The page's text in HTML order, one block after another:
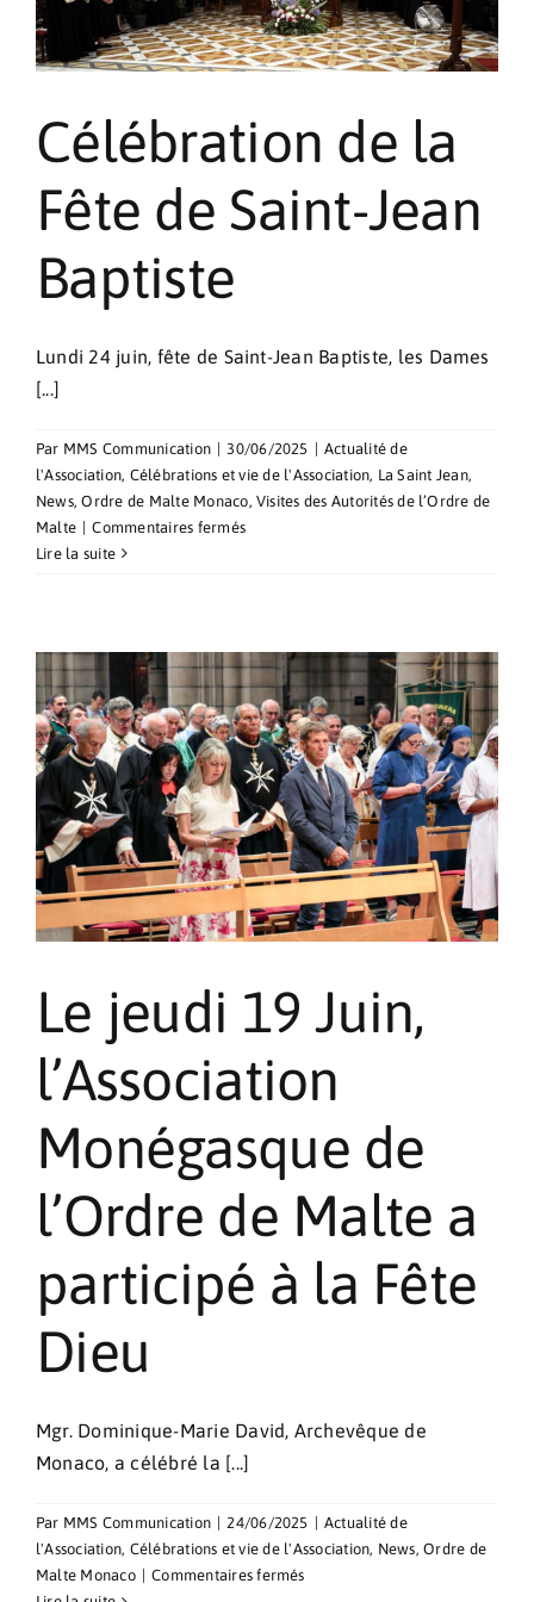
Célébration de la
Fête de Saint-Jean
Baptiste
Lundi 24 juin, fête de Saint-Jean Baptiste, les Dames
[...]
Par MMS Communication 30/06/2025
Actualité de
l'Association, Célébrations et vie de l'Association, La Saint Jean,
News,Ordre de Malte Monaco, Visites des Autorités de l’Ordre de
Malte
Commentaires ferméssur
de
Saint-
Jean
Baptiste
Lire la suite
Le jeudi 19 Juin,
l’Association
Monégasque de
l’Ordre de Malte a
participé à la Fête
Dieu
Mgr. Dominique-Marie David, Archevêque de
Monaco, a célébré la [...]
Par MMS Communication 24/06/2025
Actualité de
l'Association, Célébrations et vie de l'Association, News,Ordre de
Malte Monaco
Commentaires ferméssur